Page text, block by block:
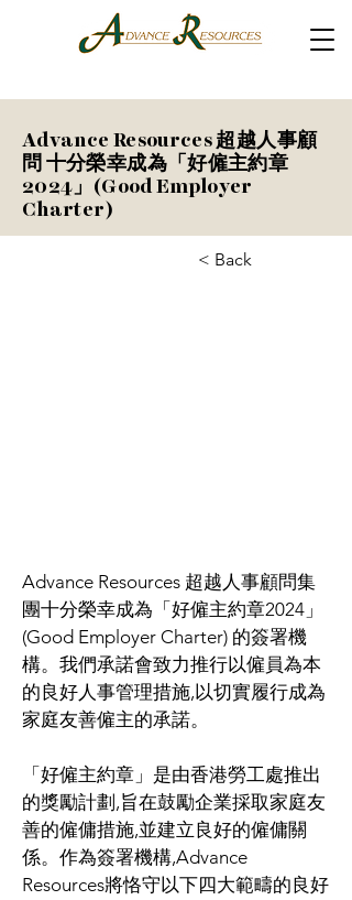
Advance Resources 超越人事顧
問 十分榮幸成為「好僱主約章
2024」(Good Employer
Charter)
< Back
Advance Resources 超越人事顧問集
團十分榮幸成為「好僱主約章2024」
(Good Employer Charter) 的簽署機
構。我們承諾會致力推行以僱員為本
的良好人事管理措施,以切實履行成為
家庭友善僱主的承諾。
「好僱主約章」是由香港勞工處推出
的獎勵計劃,旨在鼓勵企業採取家庭友
善的僱傭措施,並建立良好的僱傭關
係。作為簽署機構,Advance
Resources將恪守以下四大範疇的良好